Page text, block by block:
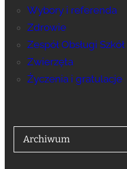
Wybory i referenda
Zdrowie
Zespół Obsługi
Zwierzęta
Życzenia i gratulacje
Archiwum